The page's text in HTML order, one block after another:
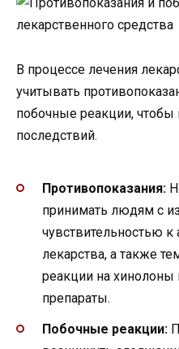
В процессе лечения
учитывать
побочные реакции,
последствий.
Противопоказания:
принимать людям с
чувствительностью
лекарства, а также
реакции на хинолоны
препараты.
Побочные реакции: